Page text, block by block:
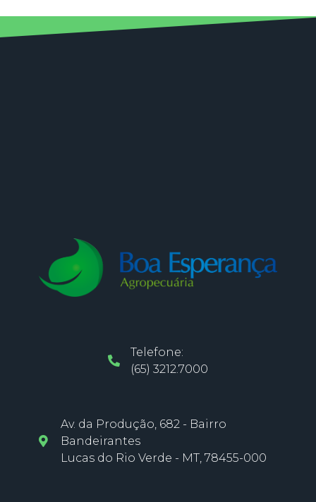
Telefone:
(65) 3212.7000
Av. da Produção, 682 - Bairro
Bandeirantes
Lucas do Rio Verde - MT, 78455-000